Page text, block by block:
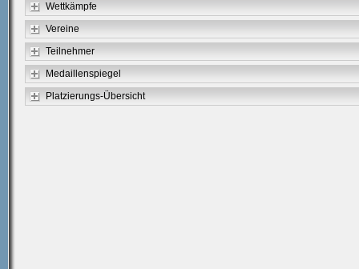
Wettkämpfe
Vereine
Teilnehmer
Medaillenspiegel
Platzierungs-Übersicht